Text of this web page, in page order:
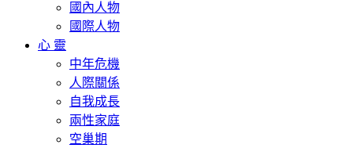
國內人物
國際人物
心 靈
中年危機
人際關係
自我成長
兩性家庭
空巢期